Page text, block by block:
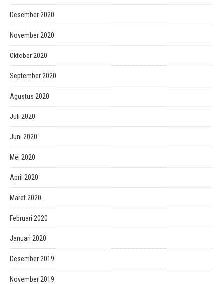
Desember 2020
November 2020
Oktober 2020
September 2020
Agustus 2020
Juli 2020
Juni 2020
Mei 2020
April 2020
Maret 2020
Februari 2020
Januari 2020
Desember 2019
November 2019